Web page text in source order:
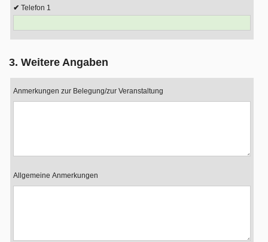
Telefon 1
3. Weitere Angaben
Anmerkungen zur Belegung/zur Veranstaltung
Allgemeine Anmerkungen